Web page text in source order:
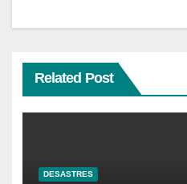
Related Post
DESASTRES